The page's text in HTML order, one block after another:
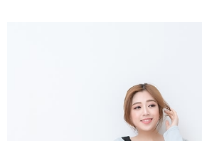
３．未成年的使用者請事先徵得法定代理人或監
時審查核予不同之上限額度；若仍有額度不足之
５．嚴禁一人註冊多個帳號或使用他人資訊註冊
恩沛科技股份有限公司將有權停止該用戶之使用